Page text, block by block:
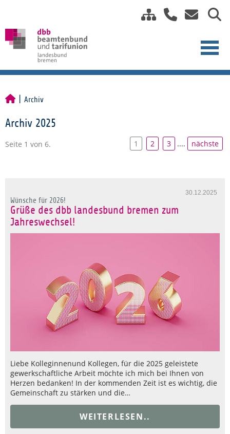
Archiv
Archiv 2025
Seite 1 von 6. 1 2 3 .... nächste
30.12.2025
Wünsche für 2026!
Grüße des dbb landesbund bremen zum
Jahreswechsel!
Liebe Kolleginnenund Kollegen, für die 2025 geleistete
gewerkschaftliche Arbeit möchte ich mich bei Ihnen von
Herzen bedanken! In der kommenden Zeit ist es wichtig, die
Gemeinschaft zu stärken und die…
WEITERLESEN..